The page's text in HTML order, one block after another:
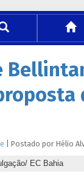
Postado por Hélio
EC Bahia